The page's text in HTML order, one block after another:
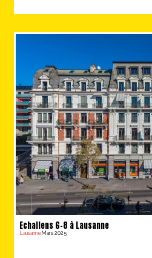
Echallens 6-8 à Lausanne
LausanneMars 2025